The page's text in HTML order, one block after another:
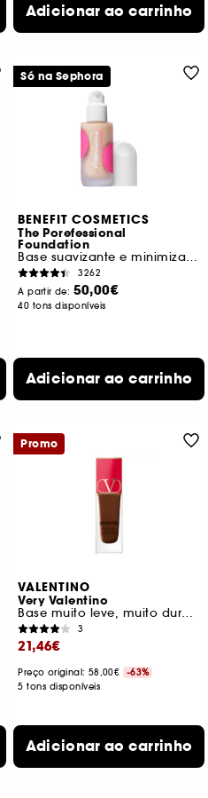
Adicionar ao carrinho
BENEFIT COSMETICS
The Porefessional
Foundation
Base suavizante e minimizadora com Niacinamida
3262
A partir de: 50,00€
40 tons disponíveis
Adicionar ao carrinho
Só na Sephora
VALENTINO
Very Valentino
Base muito leve, muito duradoura durante 24 horas, SPF 25
3
21,46€
Preço original: 58,00€
-63%
5 tons disponíveis
Adicionar ao carrinho
Promo